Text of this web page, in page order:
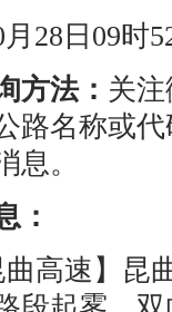
28日09时
方法： 关
路名称或
息。
：
高速】昆